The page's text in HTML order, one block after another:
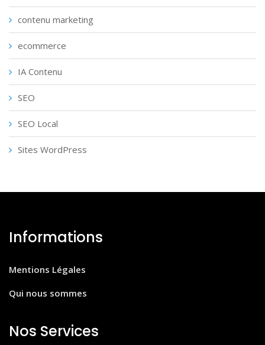
contenu marketing
ecommerce
IA Contenu
SEO
SEO Local
Sites WordPress
Informations
Mentions Légales
Qui nous sommes
Nos Services